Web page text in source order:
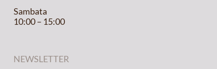
Sambata
10:00 – 15:00
NEWSLETTER